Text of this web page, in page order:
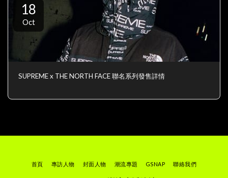
18
Oct
SUPREME x THE NORTH FACE 聯名系列發售詳情
首頁 專訪人物 封面人物 潮流專題 GSNAP 聯絡我們